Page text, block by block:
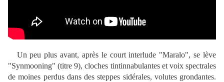
Un peu plus avant, après le court interlude "Maralo", se lève
"Synmooning" (titre 9), cloches tintinnabulantes et voix spectrales
de moines perdus dans des steppes sidérales, volutes grondantes.